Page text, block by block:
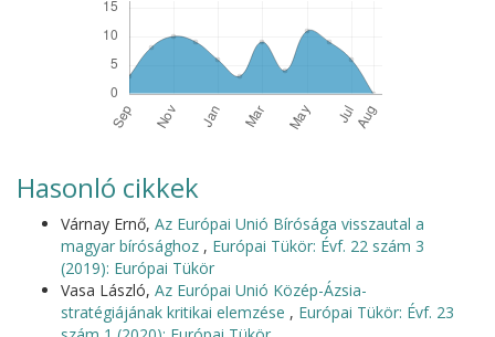
Hasonló cikkek
Várnay Ernő, Az Európai Unió Bírósága visszautal a
magyar bírósághoz , Európai Tükör: Évf. 22 szám 3
(2019): Európai Tükör
Vasa László, Az Európai Unió Közép-Ázsia-
stratégiájának kritikai elemzése , Európai Tükör: Évf. 23